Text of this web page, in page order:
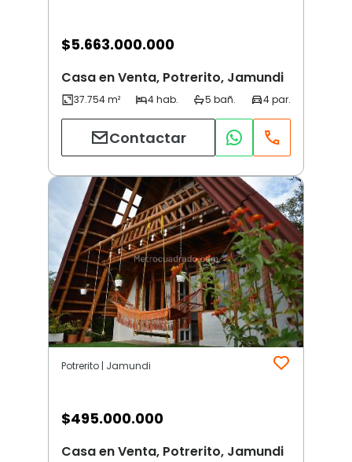
$5.663.000.000
Casa en Venta, Potrerito, Jamundi
Contactar
Potrerito | Jamundi
$495.000.000
Casa en Venta, Potrerito, Jamundi